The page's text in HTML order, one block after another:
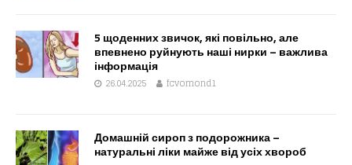
5 щоденних звичок, які повільно, але
впевнено руйнують наші нирки – важлива
інформація
26.04.2025 fcvomond1
Домашній сироп з подорожника –
натуральні ліки майже від усіх хвороб